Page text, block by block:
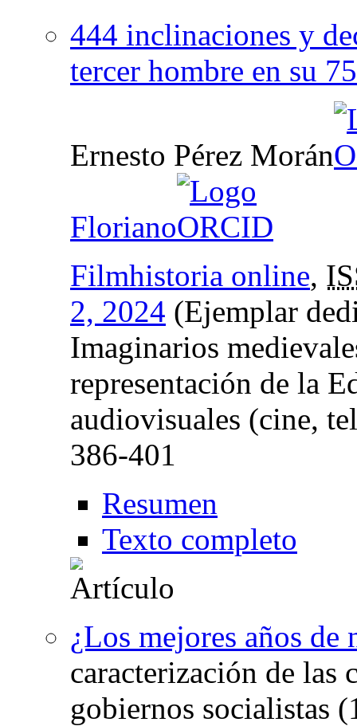
444 inclinaciones y
tercer hombre en su
Ernesto Pérez Morán
Floriano
Filmhistoria online,
2, 2024 (Ejemplar
Imaginarios
representación de la
audiovisuales (cine,
386-401
Resumen
Texto completo
¿Los mejores años de
caracterización de las
gobiernos socialistas